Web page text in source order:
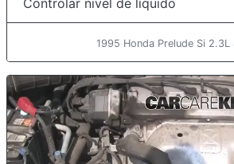
Controlar nivel de líquido
1995 Honda Prelude Si 2.3L